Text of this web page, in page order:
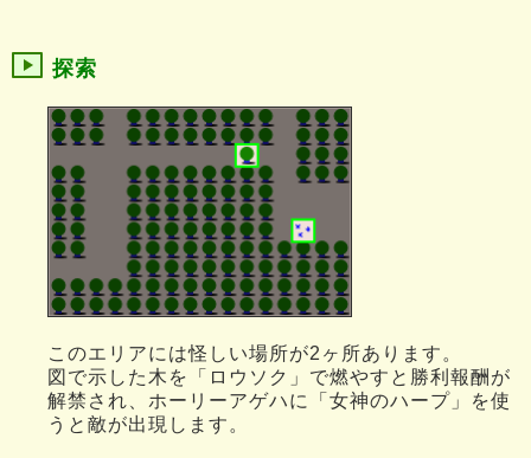
探索
このエリアには怪しい場所が2ヶ所あります。
図で示した木を「ロウソク」で燃やすと勝利報酬が
解禁され、ホーリーアゲハに「女神のハープ」を使
うと敵が出現します。